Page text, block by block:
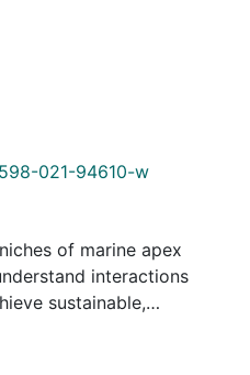
021-94610-w
of marine apex
interactions
sustainable,
Here, we